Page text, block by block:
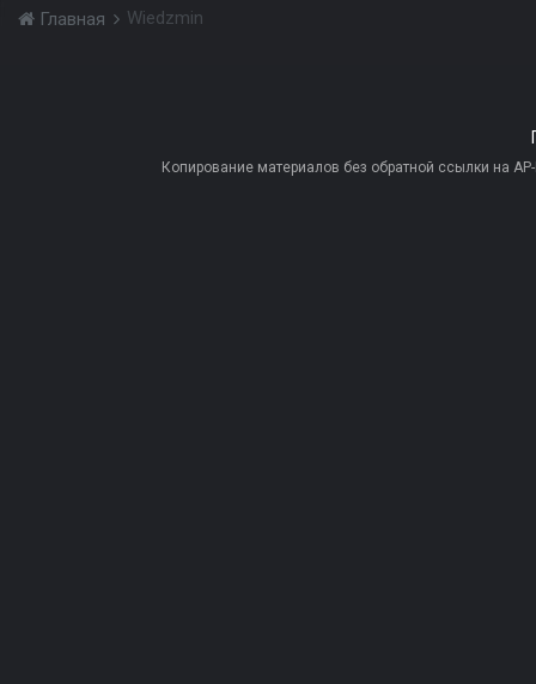
Главная Wiedzmin
Копирование материалов без обратной ссылки на